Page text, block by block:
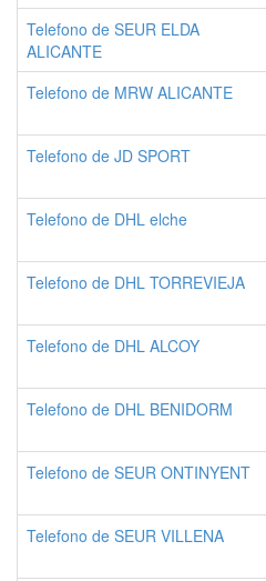
Telefono de SEUR ELDA
ALICANTE
Telefono de MRW ALICANTE
Telefono de JD SPORT
Telefono de DHL elche
Telefono de DHL TORREVIEJA
Telefono de DHL ALCOY
Telefono de DHL BENIDORM
Telefono de SEUR ONTINYENT
Telefono de SEUR VILLENA